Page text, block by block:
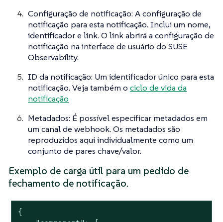
Configuração de notificação: A configuração de
notificação para esta notificação. Inclui um nome,
identificador e link. O link abrirá a configuração de
notificação na interface de usuário do SUSE
Observability.
ID da notificação: Um identificador único para esta
notificação. Veja também o ciclo de vida da
notificação
Metadados: É possível especificar metadados em
um canal de webhook. Os metadados são
reproduzidos aqui individualmente como um
conjunto de pares chave/valor.
Exemplo de carga útil para um pedido de
fechamento de notificação.
{